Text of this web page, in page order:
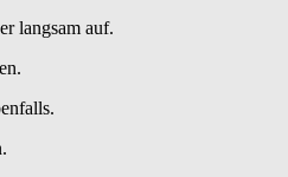
langsam auf.